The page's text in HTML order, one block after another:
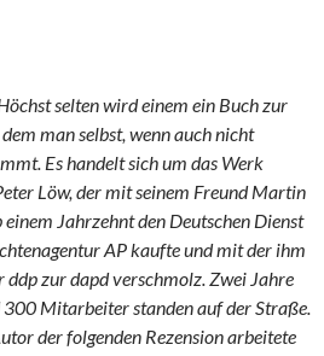
selten wird einem ein Buch zur
man selbst, wenn auch nicht
Es handelt sich um das Werk
Löw, der mit seinem Freund Martin
Jahrzehnt den Deutschen Dienst
AP kaufte und mit der ihm
ddp zur dapd verschmolz. Zwei Jahre
300 Mitarbeiter standen auf der Straße.
der folgenden Rezension arbeitete